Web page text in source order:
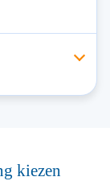
kiezen